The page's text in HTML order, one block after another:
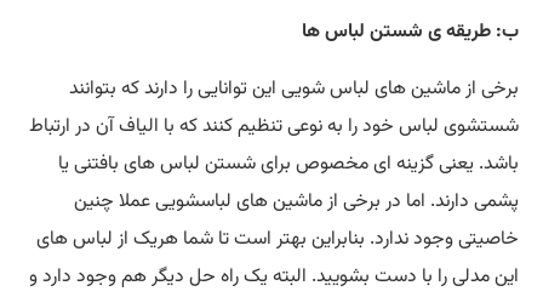
ب: طریقه ی شستن لباس ها
برخی از ماشین های لباس شویی این توانایی را دارند که بتوانند
شستشوی لباس خود را به نوعی تنظیم کنند که با الیاف آن در ارتباط
باشد. یعنی گزینه ای مخصوص برای شستن لباس های بافتنی یا
پشمی دارند. اما در برخی از ماشین های لباسشویی عملا چنین
خاصیتی وجود ندارد. بنابراین بهتر است تا شما هریک از لباس های
این مدلی را با دست بشویید. البته یک راه حل دیگر هم وجود دارد و